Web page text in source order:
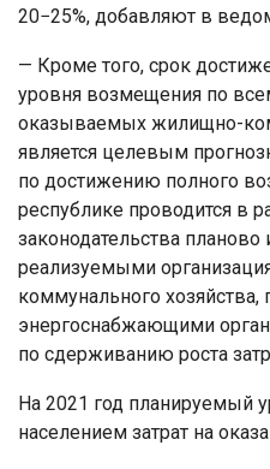
20−25%, добавляют в
— Кроме того, срок
уровня возмещения по
оказываемых жилищно-
является целевым
по достижению полного
республике проводится в
законодательства планово
реализуемыми
коммунального хозяйства,
энергоснабжающими
по сдерживанию роста
На 2021 год планируемый
населением затрат на